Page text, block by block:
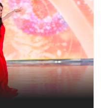
름 연길 소비
동북지역 축구대회가 흥행하
기장에서 선보인 연변 특
히 ‘명태 응원
을 통해 빠르게 확산하며 새
라인의 관심은 실제 소비로
따르면 올여름 방문객은 지
며 하루 명태 판매량도 70~